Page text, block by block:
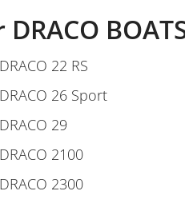
DRACO 22 RS
DRACO 26 Sport
DRACO 29
DRACO 2100
DRACO 2300